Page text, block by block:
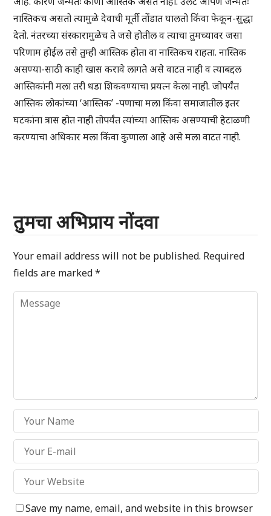
नास्तिकच असतो त्यामुळे देवाची मूर्ती तोंडात घालतो किंवा फेकून-सुद्धा
देतो. नंतरच्या संस्कारामुळेच ते जसे होतील व त्याचा तुमच्यावर जसा
परिणाम होईल तसे तुम्ही आस्तिक होता वा नास्तिकच राहता. नास्तिक
असण्या-साठी काही खास करावे लागते असे वाटत नाही व त्याबद्दल
आस्तिकांनी मला तरी धडा शिकवण्याचा प्रयत्न केला नाही. जोपर्यंत
आस्तिक लोकांच्या ‘आस्तिक’ -पणाचा मला किंवा समाजातील इतर
घटकांना त्रास होत नाही तोपर्यंत त्यांच्या आस्तिक असण्याची हेटाळणी
करण्याचा अधिकार मला किंवा कुणाला आहे असे मला वाटत नाही.
तुमचा अभिप्राय नोंदवा
Your email address will not be published. Required
fields are marked*
Save my name, email, and website in this browser